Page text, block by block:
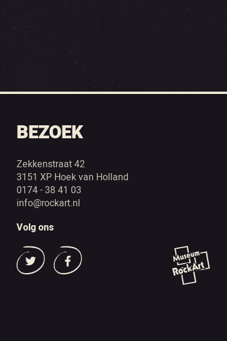
BEZOEK
Zekkenstraat 42
3151 XP Hoek van Holland
0174 - 38 41 03
info@rockart.nl
Volg ons